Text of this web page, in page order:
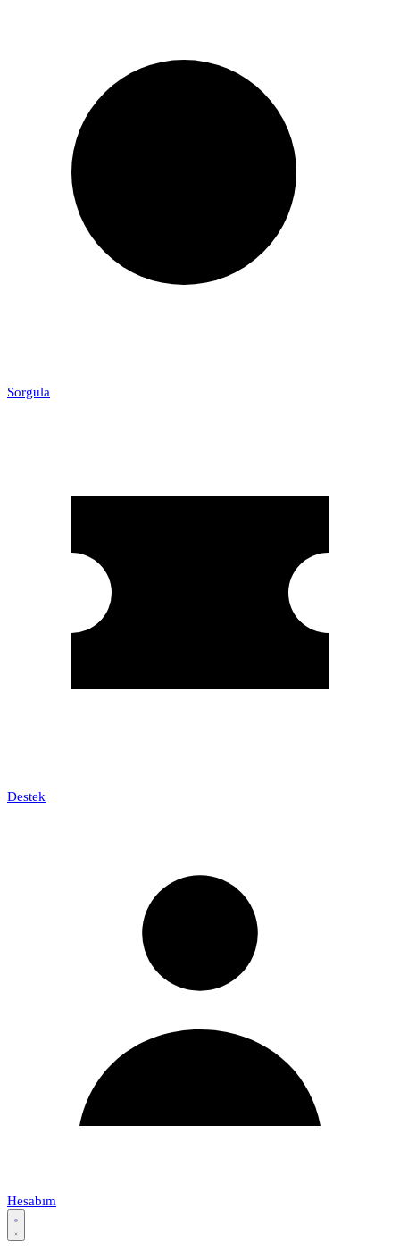
Sorgula
Destek
Hesabım